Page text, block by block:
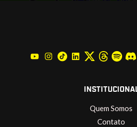
Quem Somos
Contato